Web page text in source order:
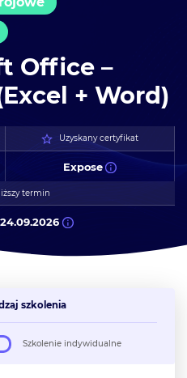
Office –
+ Word)
Uzyskany certyfikat
Expose
termin
24.09.2026
szkolenia
Szkolenie indywidualne